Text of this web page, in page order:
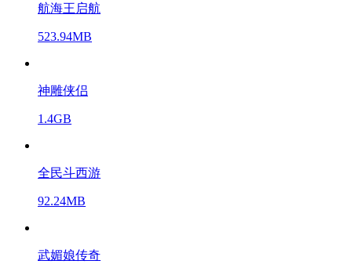
航海王启航
523.94MB
神雕侠侣
1.4GB
全民斗西游
92.24MB
武媚娘传奇